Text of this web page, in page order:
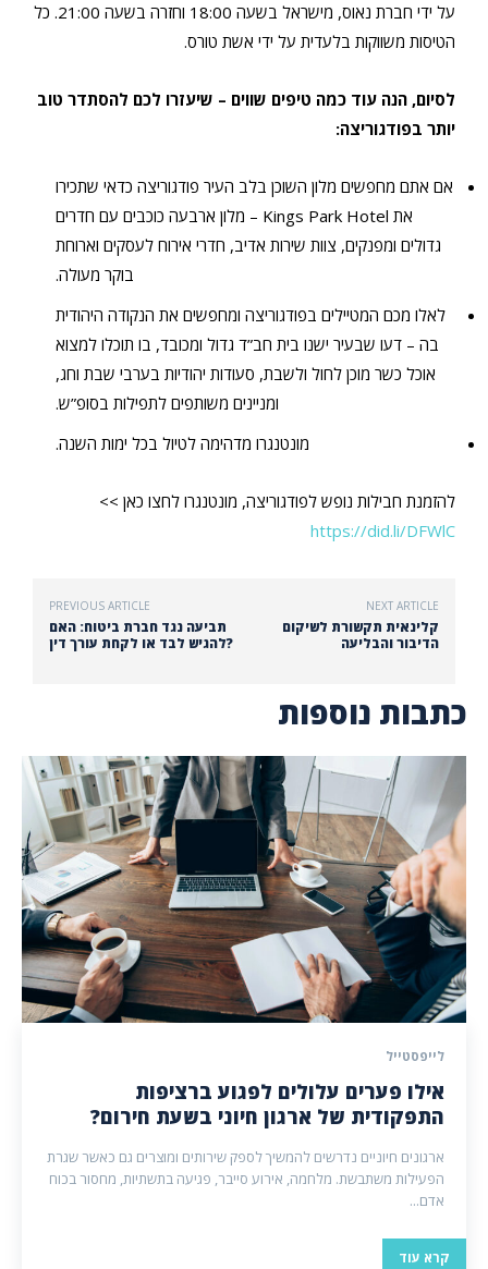
על ידי חברת נאוס, מישראל בשעה 18:00 וחזרה בשעה 21:00. כל
הטיסות משווקות בלעדית על ידי אשת טורס.
לסיום, הנה עוד כמה טיפים שווים – שיעזרו לכם להסתדר טוב
יותר בפודגוריצה:
אם אתם מחפשים מלון השוכן בלב העיר פודגוריצה כדאי שתכירו
את Kings Park Hotel – מלון ארבעה כוכבים עם חדרים
גדולים ומפנקים, צוות שירות אדיב, חדרי אירוח לעסקים וארוחת
בוקר מעולה.
לאלו מכם המטיילים בפודגוריצה ומחפשים את הנקודה היהודית
בה – דעו שבעיר ישנו בית חב”ד גדול ומכובד, בו תוכלו למצוא
אוכל כשר מוכן לחול ולשבת, סעודות יהודיות בערבי שבת וחג,
ומניינים משותפים לתפילות בסופ”ש.
מונטנגרו מדהימה לטיול בכל ימות השנה.
להזמנת חבילות נופש לפודגוריצה, מונטנגרו לחצו כאן >>
https://did.li/DFWlC
PREVIOUS ARTICLE
תביעה נגד חברת ביטוח: האם
להגיש לבד או לקחת עורך דין?
NEXT ARTICLE
קלינאית תקשורת לשיקום
הדיבור והבליעה
כתבות נוספות
לייפסטייל
אילו פערים עלולים לפגוע ברציפות
התפקודית של ארגון חיוני בשעת חירום?
ארגונים חיוניים נדרשים להמשיך לספק שירותים ומוצרים גם כאשר שגרת
הפעילות משתבשת. מלחמה, אירוע סייבר, פגיעה בתשתיות, מחסור בכוח
אדם...
קרא עוד